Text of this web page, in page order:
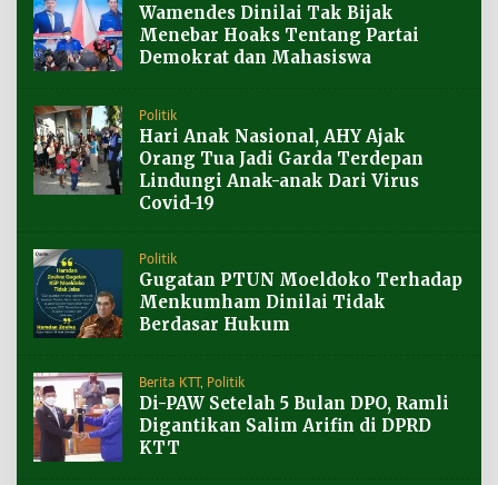
Wamendes Dinilai Tak Bijak
Menebar Hoaks Tentang Partai
Demokrat dan Mahasiswa
Politik
Hari Anak Nasional, AHY Ajak
Orang Tua Jadi Garda Terdepan
Lindungi Anak-anak Dari Virus
Covid-19
Politik
Gugatan PTUN Moeldoko Terhadap
Menkumham Dinilai Tidak
Berdasar Hukum
Berita KTT, Politik
Di-PAW Setelah 5 Bulan DPO, Ramli
Digantikan Salim Arifin di DPRD
KTT